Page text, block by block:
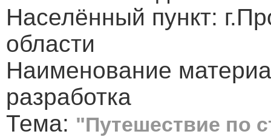
Населённый пункт:
области
Наименование
разработка
Тема: "Путешествие по